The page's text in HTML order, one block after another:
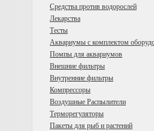
Средства против водорослей
Лекарства
Тесты
Аквариумы с комплектом
Помпы для аквариумов
Внешние фильтры
Внутренние фильтры
Компрессоры
Воздушные Распылители
Терморегуляторы
Пакеты для рыб и растений